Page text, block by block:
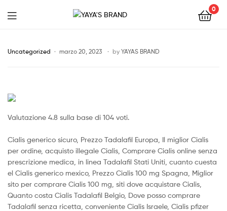
BRAND
0
Uncategorized marzo 20, 2023 by YAYAS BRAND
Valutazione 4.8 sulla base di 104 voti.
Cialis generico sicuro, Prezzo Tadalafil Europa, Il miglior Cialis
per ordine, acquisto illegale Cialis, Comprare Cialis online senza
prescrizione medica, in linea Tadalafil Stati Uniti, cuanto cuesta
el Cialis generico mexico, Prezzo Cialis 100 mg Spagna, Miglior
sito per comprare Cialis 100 mg, siti dove acquistare Cialis,
Quanto costa Cialis Tadalafil Belgio, Dove posso comprare
Tadalafil senza ricetta, conveniente Cialis Israele, Cialis pfizer